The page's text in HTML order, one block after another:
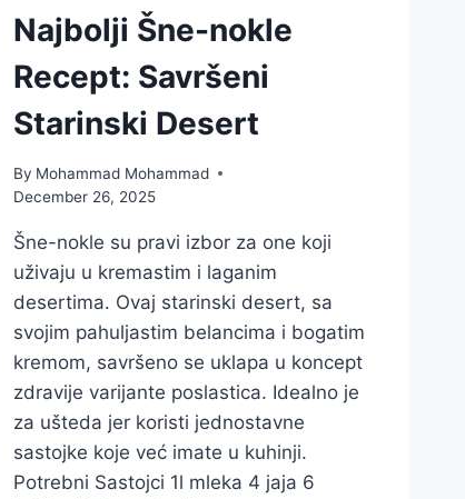
Najbolji Šne-nokle
Recept: Savršeni
Starinski Desert
By Mohammad Mohammad
December 26, 2025
Šne-nokle su pravi izbor za one koji
uživaju u kremastim i laganim
desertima. Ovaj starinski desert, sa
svojim pahuljastim belancima i bogatim
kremom, savršeno se uklapa u koncept
zdravije varijante poslastica. Idealno je
za ušteda jer koristi jednostavne
sastojke koje već imate u kuhinji.
Potrebni Sastojci 1l mleka 4 jaja 6